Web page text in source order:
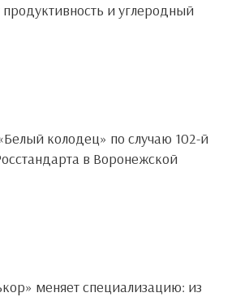
продуктивность и углеродный
колодец» по случаю 102-й
в Воронежской
меняет специализацию: из